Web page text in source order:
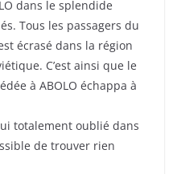
dans le splendide
Tous les passagers du
écrasé dans la région
C’est ainsi que le
à ABOLO échappa à
totalement oublié dans
de trouver rien